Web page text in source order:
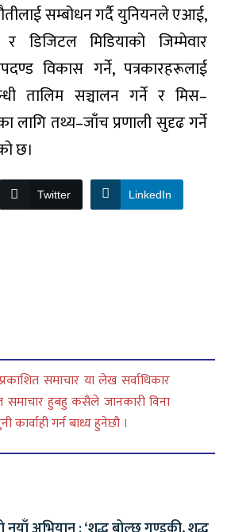
सम्बोधन गर्दै युनियनले एआई,
डिजिटल मिडियाको जिम्मेवार
विकास गर्ने, पत्रकारहरूलाई
तालिम सञ्चालन गर्ने र मिस–
लागि तथ्य–जाँच प्रणाली सुदृढ गर्ने
छ।
Twitter LinkedIn
समाचार या लेख सर्वाधिकार
समाचार हुबहु कसैले जानकारी विना
कार्वाही गर्न बाध्य हुनेछौ ।